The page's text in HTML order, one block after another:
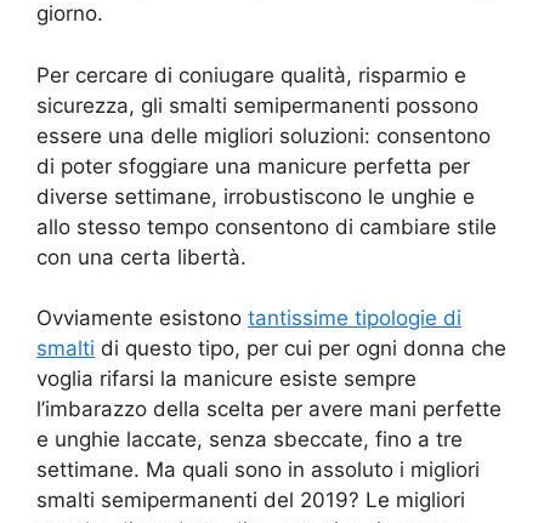
giorno.
Per cercare di coniugare qualità, risparmio e
sicurezza, gli smalti semipermanenti possono
essere una delle migliori soluzioni: consentono
di poter sfoggiare una manicure perfetta per
diverse settimane, irrobustiscono le unghie e
allo stesso tempo consentono di cambiare stile
con una certa libertà.
Ovviamente esistono tantissime tipologie di
smalti di questo tipo, per cui per ogni donna che
voglia rifarsi la manicure esiste sempre
l’imbarazzo della scelta per avere mani perfette
e unghie laccate, senza sbeccate, fino a tre
settimane. Ma quali sono in assoluto i migliori
smalti semipermanenti del 2019? Le migliori